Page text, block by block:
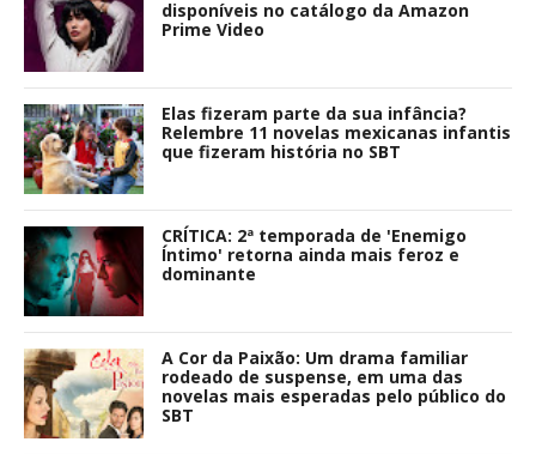
disponíveis no catálogo da Amazon
Prime Video
Elas fizeram parte da sua infância?
Relembre 11 novelas mexicanas infantis
que fizeram história no SBT
CRÍTICA: 2ª temporada de 'Enemigo
Íntimo' retorna ainda mais feroz e
dominante
A Cor da Paixão: Um drama familiar
rodeado de suspense, em uma das
novelas mais esperadas pelo público do
SBT